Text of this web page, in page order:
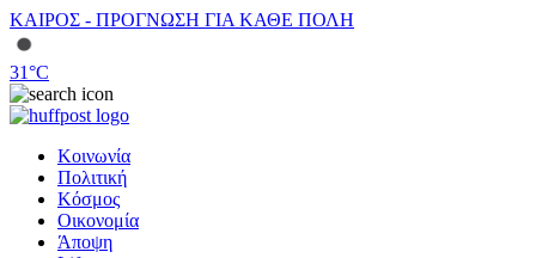
ΚΑΙΡΟΣ - ΠΡΟΓΝΩΣΗ ΓΙΑ ΚΑΘΕ ΠΟΛΗ
31°C
Κοινωνία
Πολιτική
Κόσμος
Οικονομία
Άποψη